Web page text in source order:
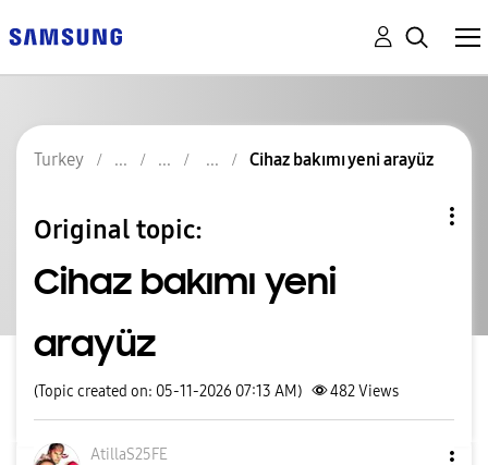
Turkey Cihaz bakımı yeni arayüz
Original topic:
Cihaz bakımı yeni
arayüz
(Topic created on: 05-11-2026 07:13 AM) 482Views
AtillaS25FE